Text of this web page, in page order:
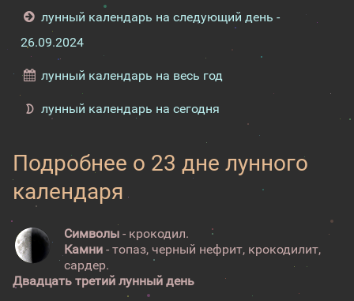
лунный календарь на следующий день -
26.09.2024
лунный календарь на весь год
лунный календарь на сегодня
Подробнее о 23 дне лунного
календаря
Символы - крокодил.
Камни - топаз, черный нефрит, крокодилит,
сардер.
Двадцать третий лунный день